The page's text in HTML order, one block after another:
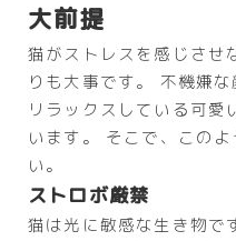
大前提
猫がストレスを感じさせ
りも大事です。 不機嫌
リラックスしている可愛
います。 そこで、この
い。
ストロボ厳禁
猫は光に敏感な生き物で